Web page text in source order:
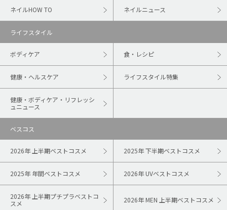
ネイルHOW TO ネイルニュース
ライフスタイル
ボディケア 食・レシピ
健康・ヘルスケア ライフスタイル特集
健康・ボディケア・リフレッシ
ュニュース
ベスコス
2026年 上半期ベストコスメ 2025年 下半期ベストコスメ
2025年 年間ベストコスメ 2026年 UVベストコスメ
2026年 上半期プチプラベストコ
スメ
2026年 MEN 上半期ベストコスメ